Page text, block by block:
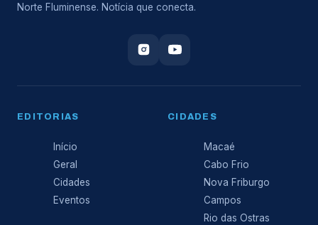
Norte Fluminense. Notícia que conecta.
EDITORIAS
Início
Geral
Cidades
Eventos
CIDADES
Macaé
Cabo Frio
Nova Friburgo
Campos
Rio das Ostras